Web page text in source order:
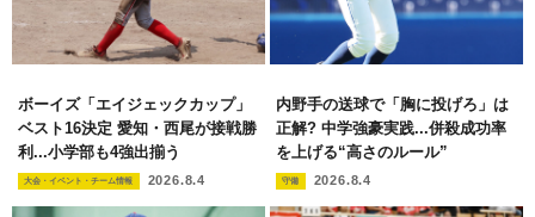
ボーイズ「エイジェックカップ」
ベスト16決定 愛知・西尾が接戦勝
利...小学部も4強出揃う
大会・イベント・チーム情報 2026.8.4
内野手の送球で「胸に投げろ」は
正解? 中学強豪実践...併殺成功率
を上げる“高さのルール”
守備 2026.8.4